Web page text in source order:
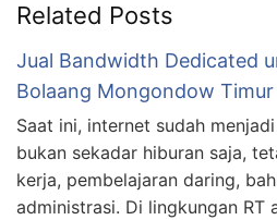
Related Posts
Jual Bandwidth Dedicated
Bolaang Mongondow Timur
Saat ini, internet sudah
bukan sekadar hiburan saja,
kerja, pembelajaran daring,
administrasi. Di lingkungan RT